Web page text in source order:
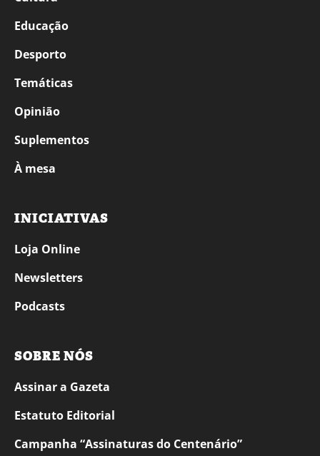
Educação
Desporto
Temáticas
Opinião
Suplementos
À mesa
INICIATIVAS
Loja Online
Newsletters
Podcasts
SOBRE NÓS
Assinar a Gazeta
Estatuto Editorial
Campanha “Assinaturas do Centenário”